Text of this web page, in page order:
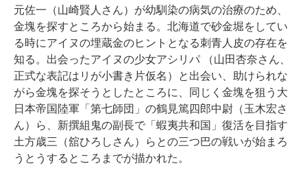
元佐一（山崎賢人さん）が幼馴染の病気の治療のため、
金塊を探すところから始まる。北海道で砂金堀をしてい
る時にアイヌの埋蔵金のヒントとなる刺青人皮の存在を
知る。出会ったアイヌの少女アシリパ （山田杏奈さん、
正式な表記はリが小書き片仮名）と出会い、助けられな
がら金塊を探そうとしたところに、同じく金塊を狙う大
日本帝国陸軍「第七師団」の鶴見篤四郎中尉（玉木宏さ
ん）ら、新撰組鬼の副長で「蝦夷共和国」復活を目指す
土方歳三（舘ひろしさん）らとの三つ巴の戦いが始まろ
うとうするところまでが描かれた。